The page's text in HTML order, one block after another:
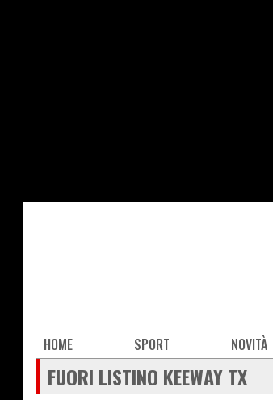
Main
navigation
HOME SPORT NOVITÀ
FUORI LISTINO KEEWAY TX